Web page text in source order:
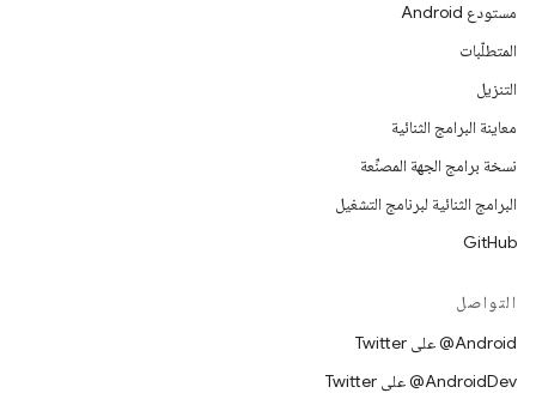
مستودع Android
المتطلّبات
التنزيل
معاينة البرامج الثنائية
نسخة برامج الجهة المصنِّعة
البرامج الثنائية لبرنامج التشغيل
GitHub
التواصل
‎@Android على Twitter
‎@AndroidDev على Twitter